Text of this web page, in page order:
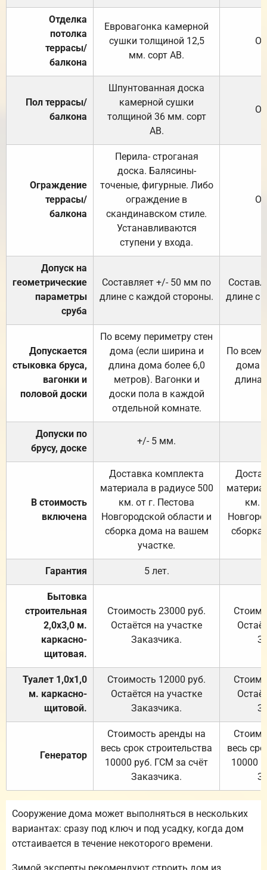
Отделка
потолка
террасы/
балкона
Евровагонка камерной
сушки толщиной 12,5
мм. сорт АВ.
Пол террасы/
балкона
Шпунтованная доска
камерной сушки
толщиной 36 мм. сорт
АВ.
Ограждение
террасы/
балкона
Перила- строганая
доска. Балясины-
точеные, фигурные. Либо
ограждение в
скандинавском стиле.
Устанавливаются
ступени у входа.
Допуск на
геометрические
параметры
сруба
Составляет +/- 50 мм по
длине с каждой стороны.
длине с
Допускается
стыковка бруса,
вагонки и
половой доски
По всему периметру стен
дома (если ширина и
длина дома более 6,0
метров). Вагонки и
доски пола в каждой
отдельной комнате.
По
дома
длина
Допуски по
брусу, доске
+/- 5 мм.
В стоимость
включена
Доставка комплекта
материала в радиусе 500
км. от г. Пестова
Новгородской области и
сборка дома на вашем
участке.
км.
Гарантия 5 лет.
Бытовка
строительная
2,0х3,0 м.
каркасно-
щитовая.
Стоимость 23000 руб.
Остаётся на участке
Заказчика.
Туалет 1,0х1,0
м. каркасно-
щитовой.
Стоимость 12000 руб.
Остаётся на участке
Заказчика.
Генератор
Стоимость аренды на
весь срок строительства
10000 руб. ГСМ за счёт
Заказчика.
весь
10000
Сооружение дома может выполняться в нескольких
вариантах: сразу под ключ и под усадку, когда дом
отстаивается в течение некоторого времени.
Зимой эксперты рекомендуют строить дом из